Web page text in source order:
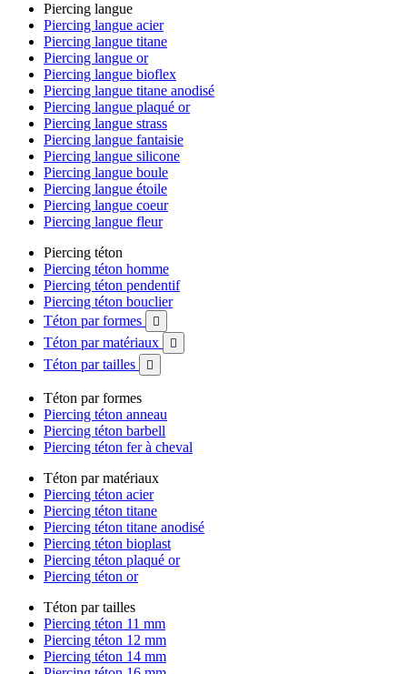
Piercing langue
Piercing langue acier
Piercing langue titane
Piercing langue or
Piercing langue bioflex
Piercing langue titane anodisé
Piercing langue plaqué or
Piercing langue strass
Piercing langue fantaisie
Piercing langue silicone
Piercing langue boule
Piercing langue étoile
Piercing langue coeur
Piercing langue fleur
Piercing téton
Piercing téton homme
Piercing téton pendentif
Piercing téton bouclier
Téton par formes

Téton par matériaux 
Téton par tailles 
Téton par formes
Piercing téton anneau
Piercing téton barbell
Piercing téton fer à cheval
Téton par matériaux
Piercing téton acier
Piercing téton titane
Piercing téton titane anodisé
Piercing téton bioplast
Piercing téton plaqué or
Piercing téton or
Téton par tailles
Piercing téton 11 mm
Piercing téton 12 mm
Piercing téton 14 mm